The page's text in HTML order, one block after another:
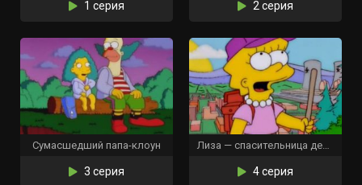
1 серия 2 серия
Сумасшедший папа-клоун
3 серия
Лиза — спасительница деревьев
4 серия